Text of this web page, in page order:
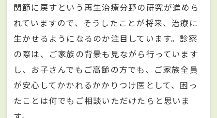
関節に戻すという再生治療分野の研究が進めら
れていますので、そうしたことが将来、治療に
生かせるようになるのか注目しています。診察
の際は、ご家族の背景も見ながら行っています
し、お子さんでもご高齢の方でも、ご家族全員
が安心してかかれるかかりつけ医として、困っ
たことは何でもご相談いただけたらと思いま